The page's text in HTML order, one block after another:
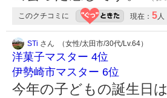
このクチコミに 現在： 5人
STi さん （女性/太田市/30代/Lv.64）
洋菓子マスター 4位
伊勢崎市マスター 6位
今年の子どもの誕生日